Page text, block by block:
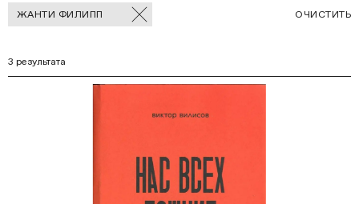
Отмеченные
фильтры
ЖАНТИ ФИЛИПП ОЧИСТИТЬ
3 результата